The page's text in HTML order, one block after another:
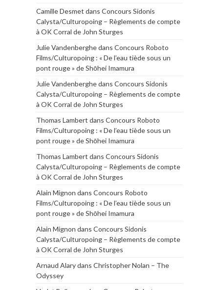
Camille Desmet dans Concours Sidonis
Calysta/Culturopoing – Règlements de compte
à OK Corral de John Sturges
Julie Vandenberghedans Concours Roboto
Films/Culturopoing : « De l’eau tiède sous un
pont rouge » de Shōhei Imamura
Julie Vandenberghedans Concours Sidonis
Calysta/Culturopoing – Règlements de compte
à OK Corral de John Sturges
Thomas Lambert dans Concours Roboto
Films/Culturopoing : « De l’eau tiède sous un
pont rouge » de Shōhei Imamura
Thomas Lambert dans Concours Sidonis
Calysta/Culturopoing – Règlements de compte
à OK Corral de John Sturges
Alain Mignon dans Concours Roboto
Films/Culturopoing : « De l’eau tiède sous un
pont rouge » de Shōhei Imamura
Alain Mignon dans Concours Sidonis
Calysta/Culturopoing – Règlements de compte
à OK Corral de John Sturges
Arnaud Alarydans Christopher Nolan – The
Odyssey